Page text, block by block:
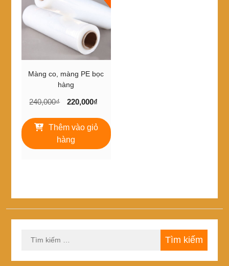
Màng co, màng PE bọc
hàng
240,000₫
Giá
là:
240,000₫.
220,000₫
tại
220,000₫.
Thêm vào giỏ
hàng
kiếm